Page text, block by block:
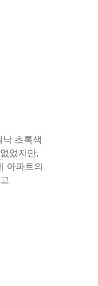
초록색
었지만,
아파트의
.